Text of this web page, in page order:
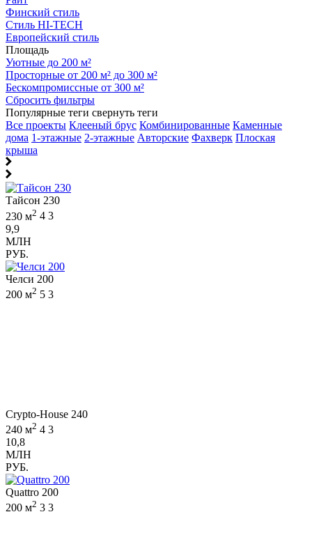
Финский стиль
Стиль HI-TECH
Европейский стиль
Площадь
Уютные до 200 м²
Просторные от 200 м² до 300 м²
Бескомпромиссные от 300 м²
Сбросить фильтры
Популярные теги свернуть теги
Все проекты Клееный брус Комбинированные Каменные
дома 1-этажные 2-этажные Авторские Фахверк Плоская
крыша
Тайсон 230
230 м2 4 3
9,9
МЛН
РУБ.
Челси 200
200 м2 5 3
Crypto-House 240
240 м2 4 3
10,8
МЛН
РУБ.
Quattro 200
200 м2 3 3